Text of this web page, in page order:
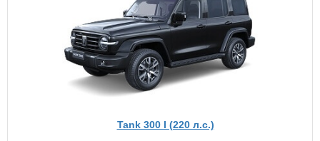
Tank 300 I (220 л.с.)